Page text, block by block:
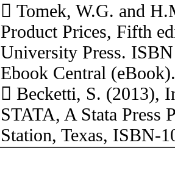
 Tomek, W.G. and
Product Prices, Fifth
University Press.
Ebook Central (eBook).
 Becketti, S. (2013),
STATA, A Stata Press
Station, Texas, ISBN-